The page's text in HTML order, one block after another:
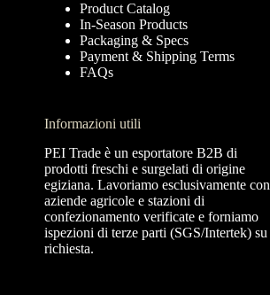
Product Catalog
In-Season Products
Packaging & Specs
Payment & Shipping Terms
FAQs
Informazioni utili
PEI Trade è un esportatore B2B di
prodotti freschi e surgelati di origine
egiziana. Lavoriamo esclusivamente con
aziende agricole e stazioni di
confezionamento verificate e forniamo
ispezioni di terze parti (SGS/Intertek) su
richiesta.